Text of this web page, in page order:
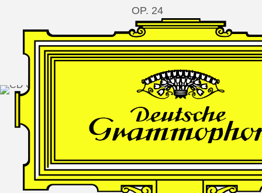
OP. 24
SECHS
MONOLOGE
AUS
JEDERMANN
GESÄNGE
DES